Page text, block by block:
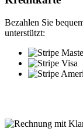
Bezahlen Sie
unterstützt: